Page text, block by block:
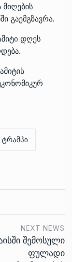
გაემგზავრა.
დღეს
ტრამპი
NEXT NEWS
შემოსული
ფულადი